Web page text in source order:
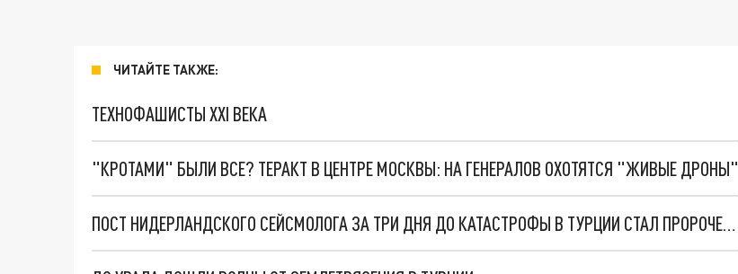
ЧИТАЙТЕ ТАКЖЕ:
ТЕХНОФАШИСТЫ XXI ВЕКА
"КРОТАМИ" БЫЛИ ВСЕ? ТЕРАКТ В ЦЕНТРЕ МОСКВЫ: НА ГЕНЕРАЛОВ ОХОТЯТСЯ "ЖИВЫЕ ДРОНЫ"
ПОСТ НИДЕРЛАНДСКОГО СЕЙСМОЛОГА ЗА ТРИ ДНЯ ДО КАТАСТРОФЫ В ТУРЦИИ СТАЛ ПРОРОЧЕСТВОМ